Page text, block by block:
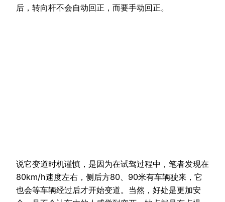
后，转向杆不会自动回正，而要手动回正。
说它变道时机谨慎，是因为在试驾过程中，笔者发现在
80km/h速度左右，侧后方80、90米有车辆驶来，它
也会等车辆经过后才开始变道。当然，好处是更加安